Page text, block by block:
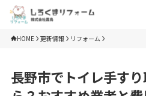
HOME 更新情報 リフォーム
長野市でトイレ手す